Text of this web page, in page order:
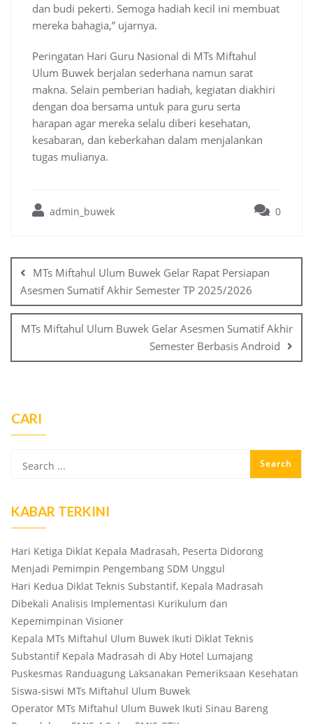
dan budi pekerti. Semoga hadiah kecil ini membuat
mereka bahagia,” ujarnya.
Peringatan Hari Guru Nasional di MTs Miftahul
Ulum Buwek berjalan sederhana namun sarat
makna. Selain pemberian hadiah, kegiatan diakhiri
dengan doa bersama untuk para guru serta
harapan agar mereka selalu diberi kesehatan,
kesabaran, dan keberkahan dalam menjalankan
tugas mulianya.
admin_buwek 0
navigation
MTs Miftahul Ulum Buwek Gelar Rapat Persiapan
Asesmen Sumatif Akhir Semester TP 2025/2026
MTs Miftahul Ulum Buwek Gelar Asesmen Sumatif Akhir
Semester Berbasis Android
CARI
KABAR TERKINI
Hari Ketiga Diklat Kepala Madrasah, Peserta Didorong
Menjadi Pemimpin Pengembang SDM Unggul
Hari Kedua Diklat Teknis Substantif, Kepala Madrasah
Dibekali Analisis Implementasi Kurikulum dan
Kepemimpinan Visioner
Kepala MTs Miftahul Ulum Buwek Ikuti Diklat Teknis
Substantif Kepala Madrasah di Aby Hotel Lumajang
Puskesmas Randuagung Laksanakan Pemeriksaan Kesehatan
Siswa-siswi MTs Miftahul Ulum Buwek
Operator MTs Miftahul Ulum Buwek Ikuti Sinau Bareng